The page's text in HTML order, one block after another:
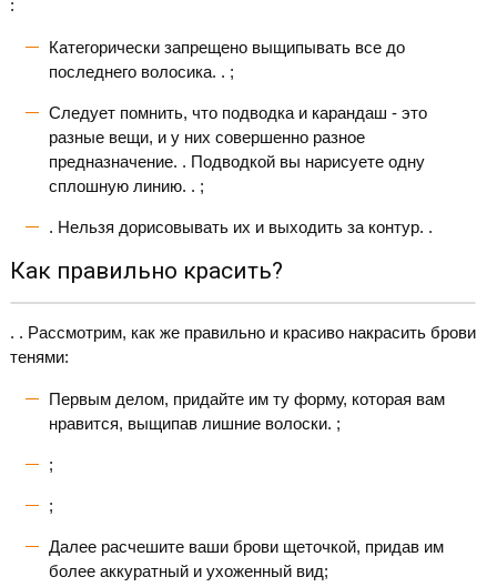
:
Категорически запрещено выщипывать все до
последнего волосика. . ;
Следует помнить, что подводка и карандаш - это
разные вещи, и у них совершенно разное
предназначение. . Подводкой вы нарисуете одну
сплошную линию. . ;
. Нельзя дорисовывать их и выходить за контур. .
Как правильно красить?
. . Рассмотрим, как же правильно и красиво накрасить брови
тенями:
Первым делом, придайте им ту форму, которая вам
нравится, выщипав лишние волоски. ;
;
;
Далее расчешите ваши брови щеточкой, придав им
более аккуратный и ухоженный вид;